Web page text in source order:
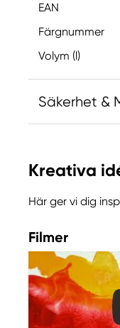
EAN
Färgnummer
Volym (l)
Säkerhet &
allergisk
Ansvarig EU
Winsor &
Östra
61930 Trosa,
info@colart.se
Kreativa
Här ger vi dig
Filmer